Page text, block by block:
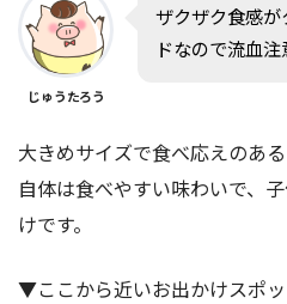
じゅうたろう
ザクザク食感
ドなので流血
大きめサイズで食べ応えのあ
自体は食べやすい味わいで、
けです。
▼ここから近いお出かけスポ